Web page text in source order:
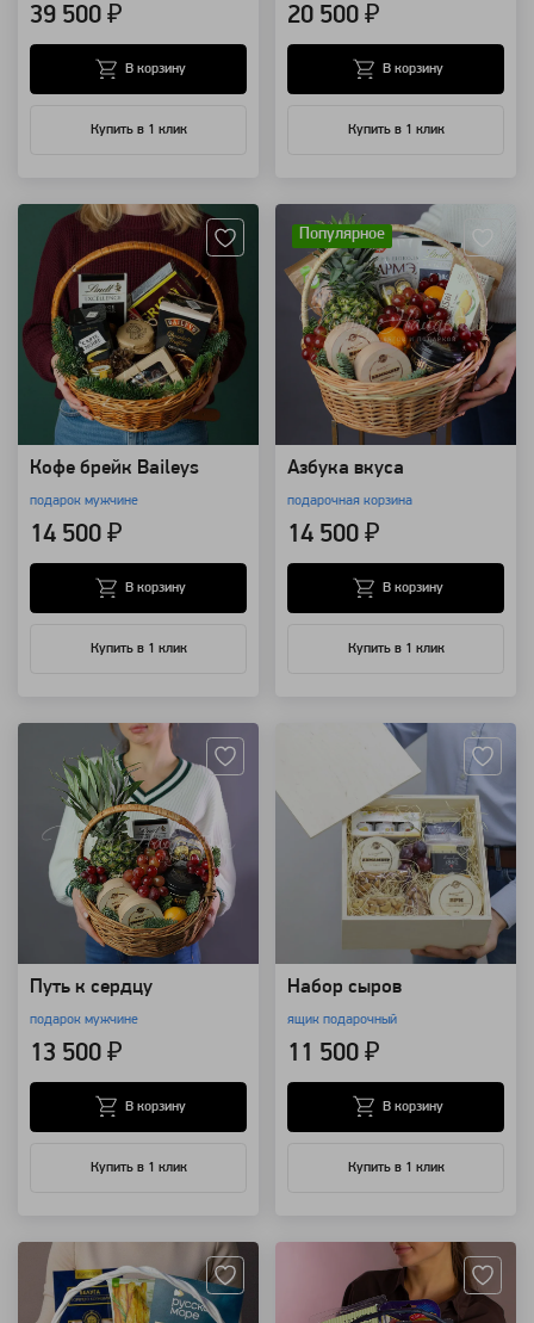
39 500 ₽
Купить в 1 клик
В корзину
20 500 ₽
Купить в 1 клик
В корзину
Кофе брейк Baileys
подарок мужчине
14 500 ₽
Купить в 1 клик
В корзину
Популярное
Азбука вкуса
подарочная корзина
14 500 ₽
Купить в 1 клик
В корзину
Путь к сердцу
подарок мужчине
13 500 ₽
Купить в 1 клик
В корзину
Набор сыров
ящик подарочный
11 500 ₽
Купить в 1 клик
В корзину